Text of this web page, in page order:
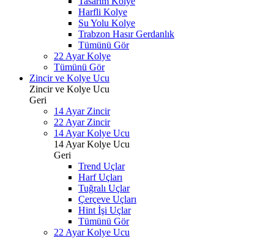
Harfli Kolye
Su Yolu Kolye
Trabzon Hasır Gerdanlık
Tümünü Gör
22 Ayar Kolye
Tümünü Gör
Zincir ve Kolye Ucu
Zincir ve Kolye Ucu
Geri
14 Ayar Zincir
22 Ayar Zincir
14 Ayar Kolye Ucu
14 Ayar Kolye Ucu
Geri
Trend Uçlar
Harf Uçları
Tuğralı Uçlar
Çerçeve Uçları
Hint İşi Uçlar
Tümünü Gör
22 Ayar Kolye Ucu